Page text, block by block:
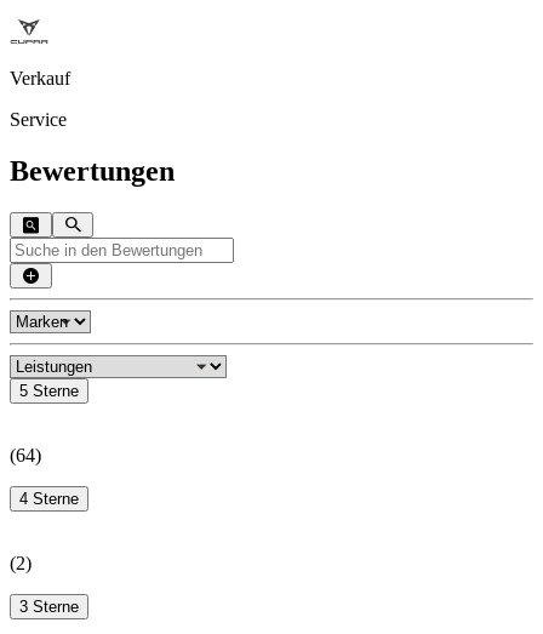
Verkauf
Service
Bewertungen
5 Sterne
(64)
4 Sterne
(2)
3 Sterne